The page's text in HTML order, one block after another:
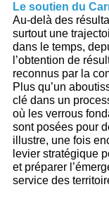
Le soutien du
Au-delà des
surtout une
dans le temps,
l’obtention de
reconnus par la
Plus qu’un
clé dans un
où les verrous
sont posées pour
illustre, une fois
levier stratégique
et préparer
service des